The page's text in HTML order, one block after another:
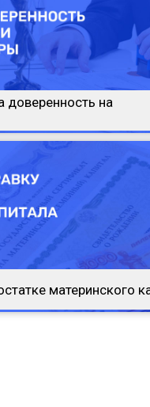
доверенность на
материнского